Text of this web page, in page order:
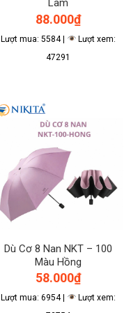
Lam
88.000₫
Lượt mua: 5584 |
Lượt xem:
47291
Dù Cơ 8 Nan NKT – 100
Màu Hồng
58.000₫
Lượt mua: 6954 |
Lượt xem: